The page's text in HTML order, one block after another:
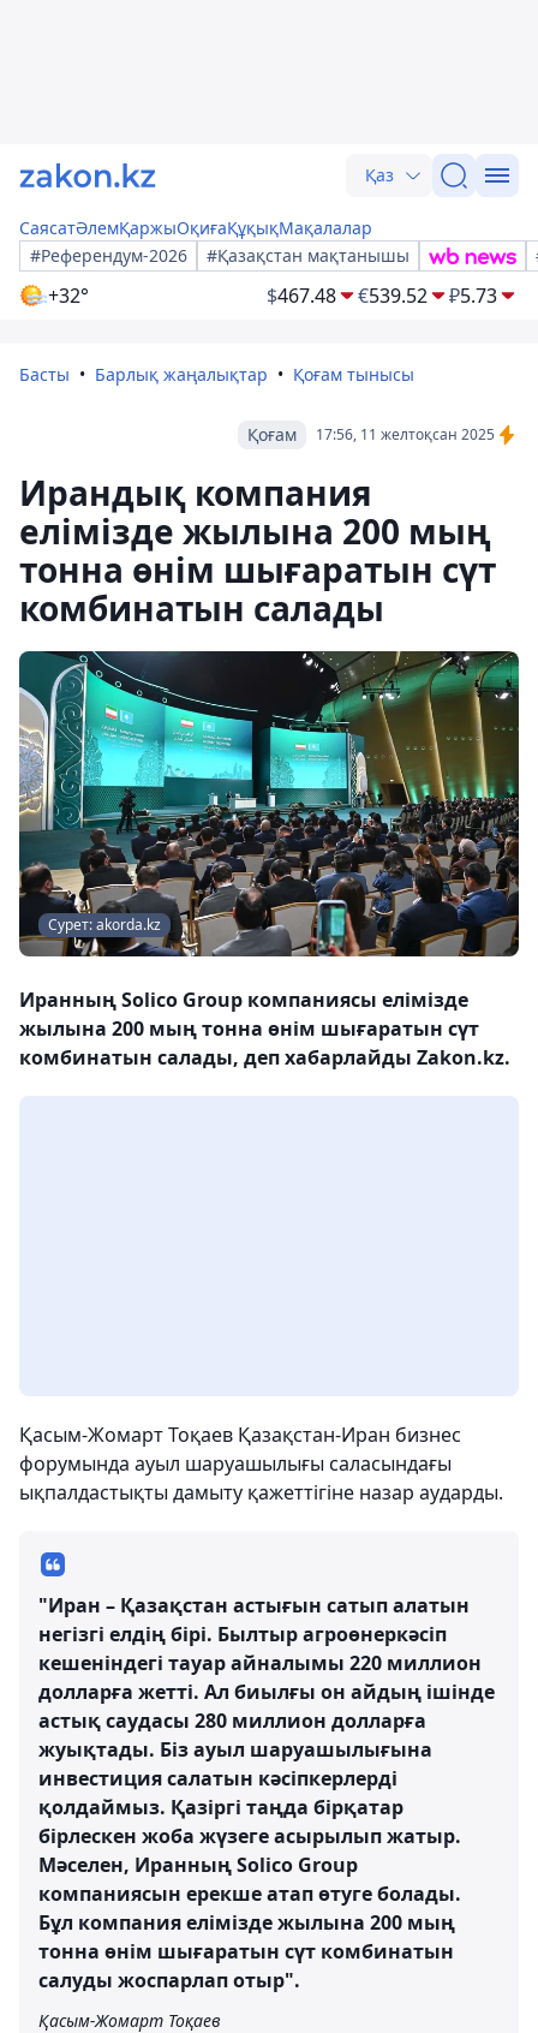
Қаз
СаясатӘлемҚаржыОқиғаҚұқықМақалалар
#Референдум-2026
#Қазақстан мақтанышы
+32° $467.48 €539.52 ₽5.73
Басты Барлық жаңалықтар Қоғам тынысы
17:56, 11 желтоқсан 2025
Қоғам
Ирандық компания
елімізде жылына 200 мың
тонна өнім шығаратын сүт
комбинатын салады
Сурет: akorda.kz
Иранның Solico Group компаниясы елімізде
жылына 200 мың тонна өнім шығаратын сүт
комбинатын салады, деп хабарлайды Zakon.kz.
Қасым-Жомарт Тоқаев Қазақстан-Иран бизнес
форумында ауыл шаруашылығы саласындағы
ықпалдастықты дамыту қажеттігіне назар аударды.
"Иран – Қазақстан астығын сатып алатын
негізгі елдің бірі. Былтыр агроөнеркәсіп
кешеніндегі тауар айналымы 220 миллион
долларға жетті. Ал биылғы он айдың ішінде
астық саудасы 280 миллион долларға
жуықтады. Біз ауыл шаруашылығына
инвестиция салатын кәсіпкерлерді
қолдаймыз. Қазіргі таңда бірқатар
бірлескен жоба жүзеге асырылып жатыр.
Мәселен, Иранның Solico Group
компаниясын ерекше атап өтуге болады.
Бұл компания елімізде жылына 200 мың
тонна өнім шығаратын сүт комбинатын
салуды жоспарлап отыр".
Қасым-Жомарт Тоқаев